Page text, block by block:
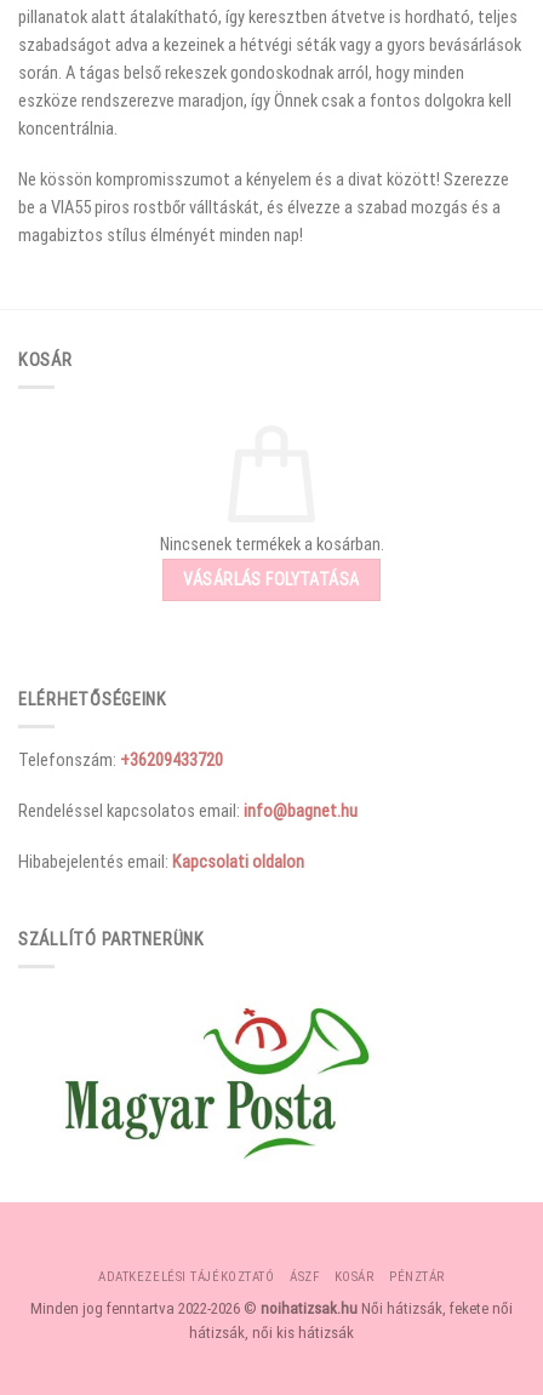
pillanatok alatt átalakítható, így keresztben átvetve is hordható, teljes
szabadságot adva a kezeinek a hétvégi séták vagy a gyors bevásárlások
során. A tágas belső rekeszek gondoskodnak arról, hogy minden
eszköze rendszerezve maradjon, így Önnek csak a fontos dolgokra kell
koncentrálnia.
Ne kössön kompromisszumot a kényelem és a divat között! Szerezze
be a VIA55 piros rostbőr válltáskát, és élvezze a szabad mozgás és a
magabiztos stílus élményét minden nap!
KOSÁR
Nincsenek termékek a kosárban.
VÁSÁRLÁS FOLYTATÁSA
ELÉRHETŐSÉGEINK
Telefonszám: +36209433720
Rendeléssel kapcsolatos email: info@bagnet.hu
Hibabejelentés email: Kapcsolati oldalon
SZÁLLÍTÓ PARTNERÜNK
ADATKEZELÉSI TÁJÉKOZTATÓ ÁSZF KOSÁR PÉNZTÁR
Minden jog fenntartva 2022-2026 © noihatizsak.hu Női hátizsák, fekete női
hátizsák, női kis hátizsák